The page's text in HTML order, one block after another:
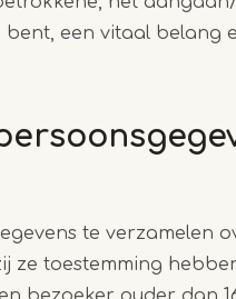
een vitaal belang
te verzamelen
ze toestemming